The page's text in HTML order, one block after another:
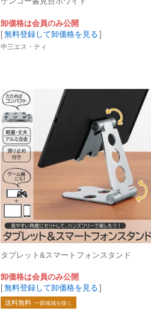
卸価格は会員のみ公開
[無料登録して卸価格を見る ]
中三エス・ティ
タブレット&スマートフォンスタンド
卸価格は会員のみ公開
[無料登録して卸価格を見る ]
送料無料 一部地域を除く